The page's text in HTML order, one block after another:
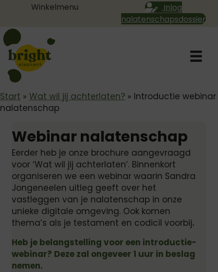
Winkelmenu
Inlog
nalatenschapsdossier
Start » Wat wil jij achterlaten? » Introductie webinar
nalatenschap
Webinar nalatenschap
Eerder heb je onze brochure aangevraagd
voor ‘Wat wil jij achterlaten’. Binnenkort
organiseren we een webinar waarin Sandra
Jongeneelen uitleg geeft over het
vastleggen van je nalatenschap in onze
unieke digitale omgeving. Ook komen
thema’s als je testament en codicil voorbij.
Heb je belangstelling voor een introductie-
webinar? Deze zal ongeveer 1 uur in beslag
nemen.